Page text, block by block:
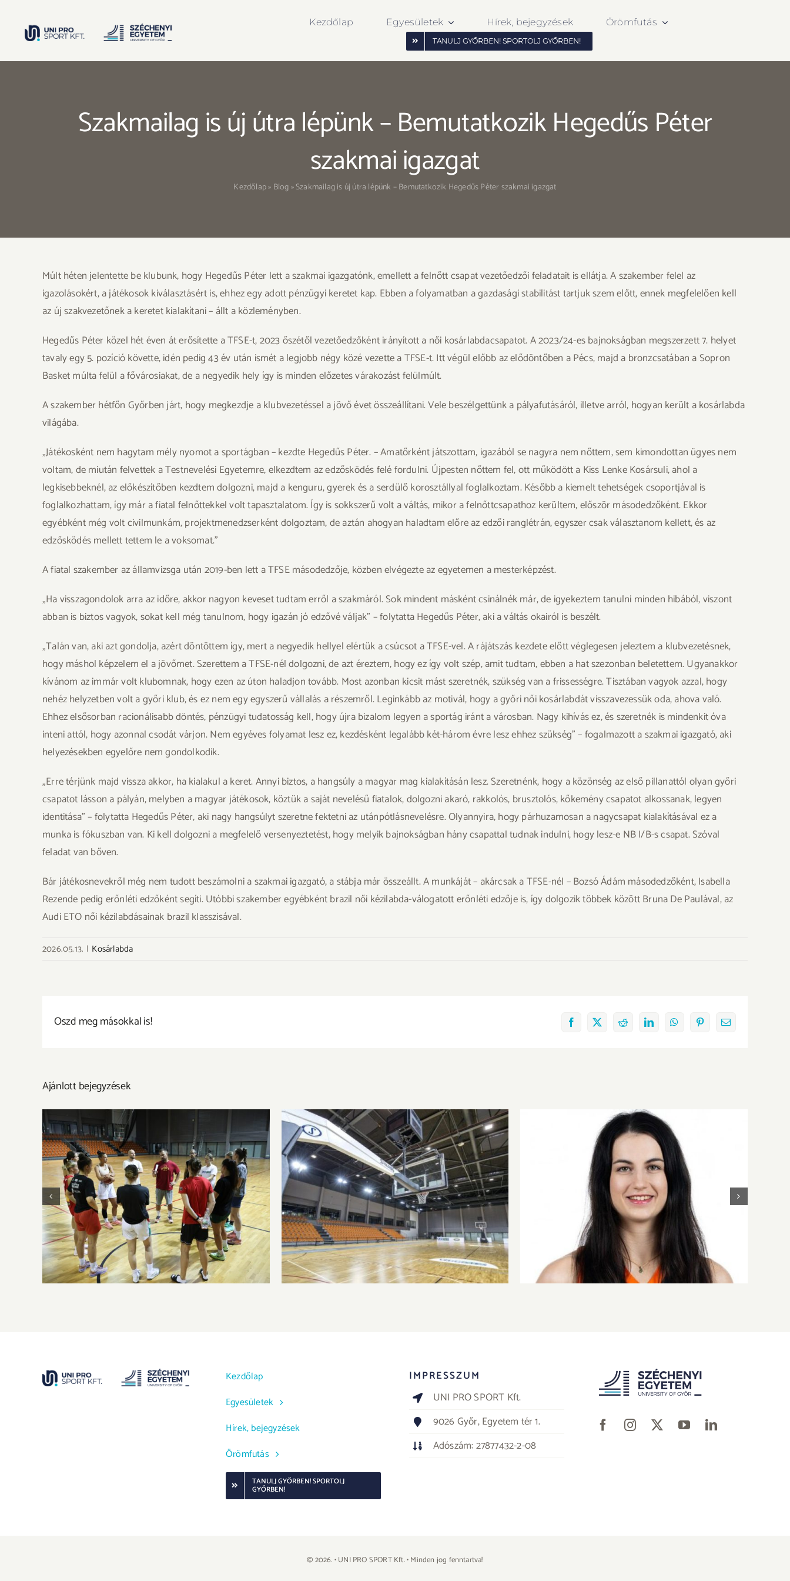
Kezdőlap Egyesületek Hírek, bejegyzések Örömfutás
TANULJ GYŐRBEN! SPORTOLJ GYŐRBEN!
Szakmailag is új útra lépünk – Bemutatkozik Hegedűs Péter
szakmai igazgat
Kezdőlap» Blog»Szakmailag is új útra lépünk – Bemutatkozik Hegedűs Péter szakmai igazgat
Múlt héten jelentette be klubunk, hogy Hegedűs Péter lett a szakmai igazgatónk, emellett a felnőtt csapat vezetőedzői feladatait is ellátja. A szakember felel az
igazolásokért, a játékosok kiválasztásért is, ehhez egy adott pénzügyi keretet kap. Ebben a folyamatban a gazdasági stabilitást tartjuk szem előtt, ennek megfelelően kell
az új szakvezetőnek a keretet kialakítani – állt a közleményben.
Hegedűs Péter közel hét éven át erősítette a TFSE-t, 2023 őszétől vezetőedzőként irányított a női kosárlabdacsapatot. A 2023/24-es bajnokságban megszerzett 7. helyet
tavaly egy 5. pozíció követte, idén pedig 43 év után ismét a legjobb négy közé vezette a TFSE-t. Itt végül előbb az elődöntőben a Pécs, majd a bronzcsatában a Sopron
Basket múlta felül a fővárosiakat, de a negyedik hely így is minden előzetes várakozást felülmúlt.
A szakember hétfőn Győrben járt, hogy megkezdje a klubvezetéssel a jövő évet összeállítani. Vele beszélgettünk a pályafutásáról, illetve arról, hogyan került a kosárlabda
világába.
„Játékosként nem hagytam mély nyomot a sportágban – kezdte Hegedűs Péter. – Amatőrként játszottam, igazából se nagyra nem nőttem, sem kimondottan ügyes nem
voltam, de miután felvettek a Testnevelési Egyetemre, elkezdtem az edzősködés felé fordulni. Újpesten nőttem fel, ott működött a Kiss Lenke Kosársuli, ahol a
legkisebbeknél, az előkészítőben kezdtem dolgozni, majd a kenguru, gyerek és a serdülő korosztállyal foglalkoztam. Később a kiemelt tehetségek csoportjával is
foglalkozhattam, így már a fiatal felnőttekkel volt tapasztalatom. Így is sokkszerű volt a váltás, mikor a felnőttcsapathoz kerültem, először másodedzőként. Ekkor
egyébként még volt civilmunkám, projektmenedzserként dolgoztam, de aztán ahogyan haladtam előre az edzői ranglétrán, egyszer csak választanom kellett, és az
edzősködés mellett tettem le a voksomat.”
A fiatal szakember az államvizsga után 2019-ben lett a TFSE másodedzője, közben elvégezte az egyetemen a mesterképzést.
„Ha visszagondolok arra az időre, akkor nagyon keveset tudtam erről a szakmáról. Sok mindent másként csinálnék már, de igyekeztem tanulni minden hibából, viszont
abban is biztos vagyok, sokat kell még tanulnom, hogy igazán jó edzővé váljak” – folytatta Hegedűs Péter, aki a váltás okairól is beszélt.
„Talán van, aki azt gondolja, azért döntöttem így, mert a negyedik hellyel elértük a csúcsot a TFSE-vel. A rájátszás kezdete előtt véglegesen jeleztem a klubvezetésnek,
hogy máshol képzelem el a jövőmet. Szerettem a TFSE-nél dolgozni, de azt éreztem, hogy ez így volt szép, amit tudtam, ebben a hat szezonban beletettem. Ugyanakkor
kívánom az immár volt klubomnak, hogy ezen az úton haladjon tovább. Most azonban kicsit mást szeretnék, szükség van a frissességre. Tisztában vagyok azzal, hogy
nehéz helyzetben volt a győri klub, és ez nem egy egyszerű vállalás a részemről. Leginkább az motivál, hogy a győri női kosárlabdát visszavezessük oda, ahova való.
Ehhez elsősorban racionálisabb döntés, pénzügyi tudatosság kell, hogy újra bizalom legyen a sportág iránt a városban. Nagy kihívás ez, és szeretnék is mindenkit óva
inteni attól, hogy azonnal csodát várjon. Nem egyéves folyamat lesz ez, kezdésként legalább két-három évre lesz ehhez szükség” – fogalmazott a szakmai igazgató, aki
helyezésekben egyelőre nem gondolkodik.
„Erre térjünk majd vissza akkor, ha kialakul a keret. Annyi biztos, a hangsúly a magyar mag kialakításán lesz. Szeretnénk, hogy a közönség az első pillanattól olyan győri
csapatot lásson a pályán, melyben a magyar játékosok, köztük a saját nevelésű fiatalok, dolgozni akaró, rakkolós, brusztolós, kőkemény csapatot alkossanak, legyen
identitása” – folytatta Hegedűs Péter, aki nagy hangsúlyt szeretne fektetni az utánpótlásnevelésre. Olyannyira, hogy párhuzamosan a nagycsapat kialakításával ez a
munka is fókuszban van. Ki kell dolgozni a megfelelő versenyeztetést, hogy melyik bajnokságban hány csapattal tudnak indulni, hogy lesz-e NB I/B-s csapat. Szóval
feladat van bőven.
Bár játékosnevekről még nem tudott beszámolni a szakmai igazgató, a stábja már összeállt. A munkáját – akárcsak a TFSE-nél – Bozsó Ádám másodedzőként, Isabella
Rezende pedig erőnléti edzőként segíti. Utóbbi szakember egyébként brazil női kézilabda-válogatott erőnléti edzője is, így dolgozik többek között Bruna De Paulával, az
Audi ETO női kézilabdásainak brazil klasszisával.
2026.05.13. | Kosárlabda
Oszd meg másokkal is! Facebook
X RedditLinkedInWhatsAppPinterestEmail:
Ajánlott bejegyzések
Megkezdtük a felkészülést az új idényre Az Olimpia Sportparkba költözik csapatunk Teljes a keretünk a 2026/27-es szezonra
Kezdőlap
Egyesületek
Hírek, bejegyzések
Örömfutás
TANULJ GYŐRBEN! SPORTOLJ
GYŐRBEN!
IMPRESSZUM
UNI PRO SPORT Kft.
9026 Győr, Egyetem tér 1.
Adószám: 27877432-2-08
© 2026. • UNI PRO SPORT Kft. • Minden jog fenntartva!